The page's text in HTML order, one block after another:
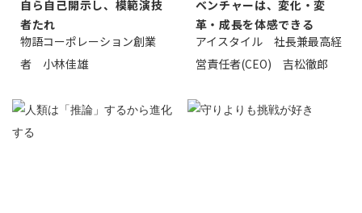
自ら自己開示し、模範演技
者たれ
物語コーポレーション創業
者 小林佳雄
ベンチャーは、変化・変
革・成長を体感できる
アイスタイル 社長兼最高経
営責任者(CEO) 吉松徹郎